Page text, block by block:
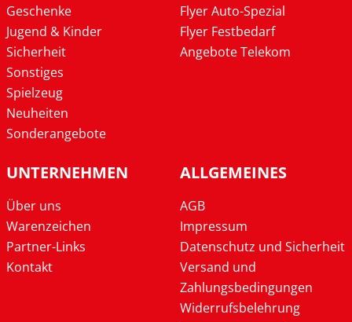
Geschenke
Jugend & Kinder
Sicherheit
Sonstiges
Spielzeug
Neuheiten
Sonderangebote
Flyer Auto-Spezial
Flyer Festbedarf
Angebote Telekom
UNTERNEHMEN
Über uns
Warenzeichen
Partner-Links
Kontakt
ALLGEMEINES
AGB
Impressum
Datenschutz und Sicherheit
Versand und
Zahlungsbedingungen
Widerrufsbelehrung